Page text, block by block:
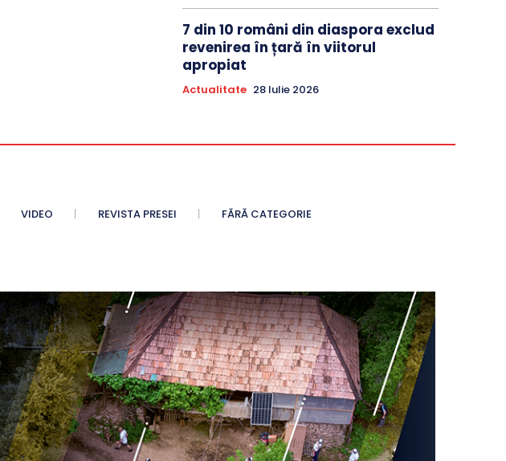
7 din 10 români din diaspora exclud
revenirea în țară în viitorul
apropiat
Actualitate 28 Iulie 2026
VIDEO REVISTA PRESEI FĂRĂ CATEGORIE